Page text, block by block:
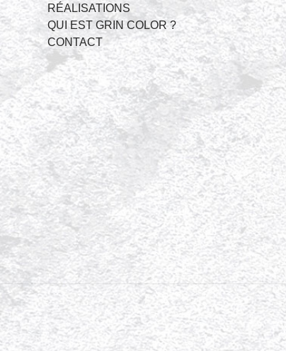
RÉALISATIONS
QUI EST GRIN COLOR ?
CONTACT